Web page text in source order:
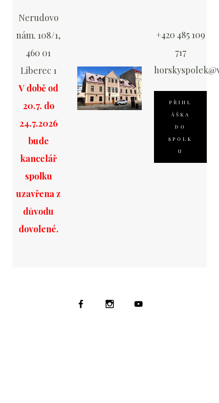
Nerudovo
nám. 108/1,
460 01
Liberec 1
V době od
20.7. do
24.7.2026
bude
kancelář
spolku
uzavřena z
důvodu
dovolené.
+420 485 109
717
PŘIHL
ÁŠKA
DO
SPOLK
U